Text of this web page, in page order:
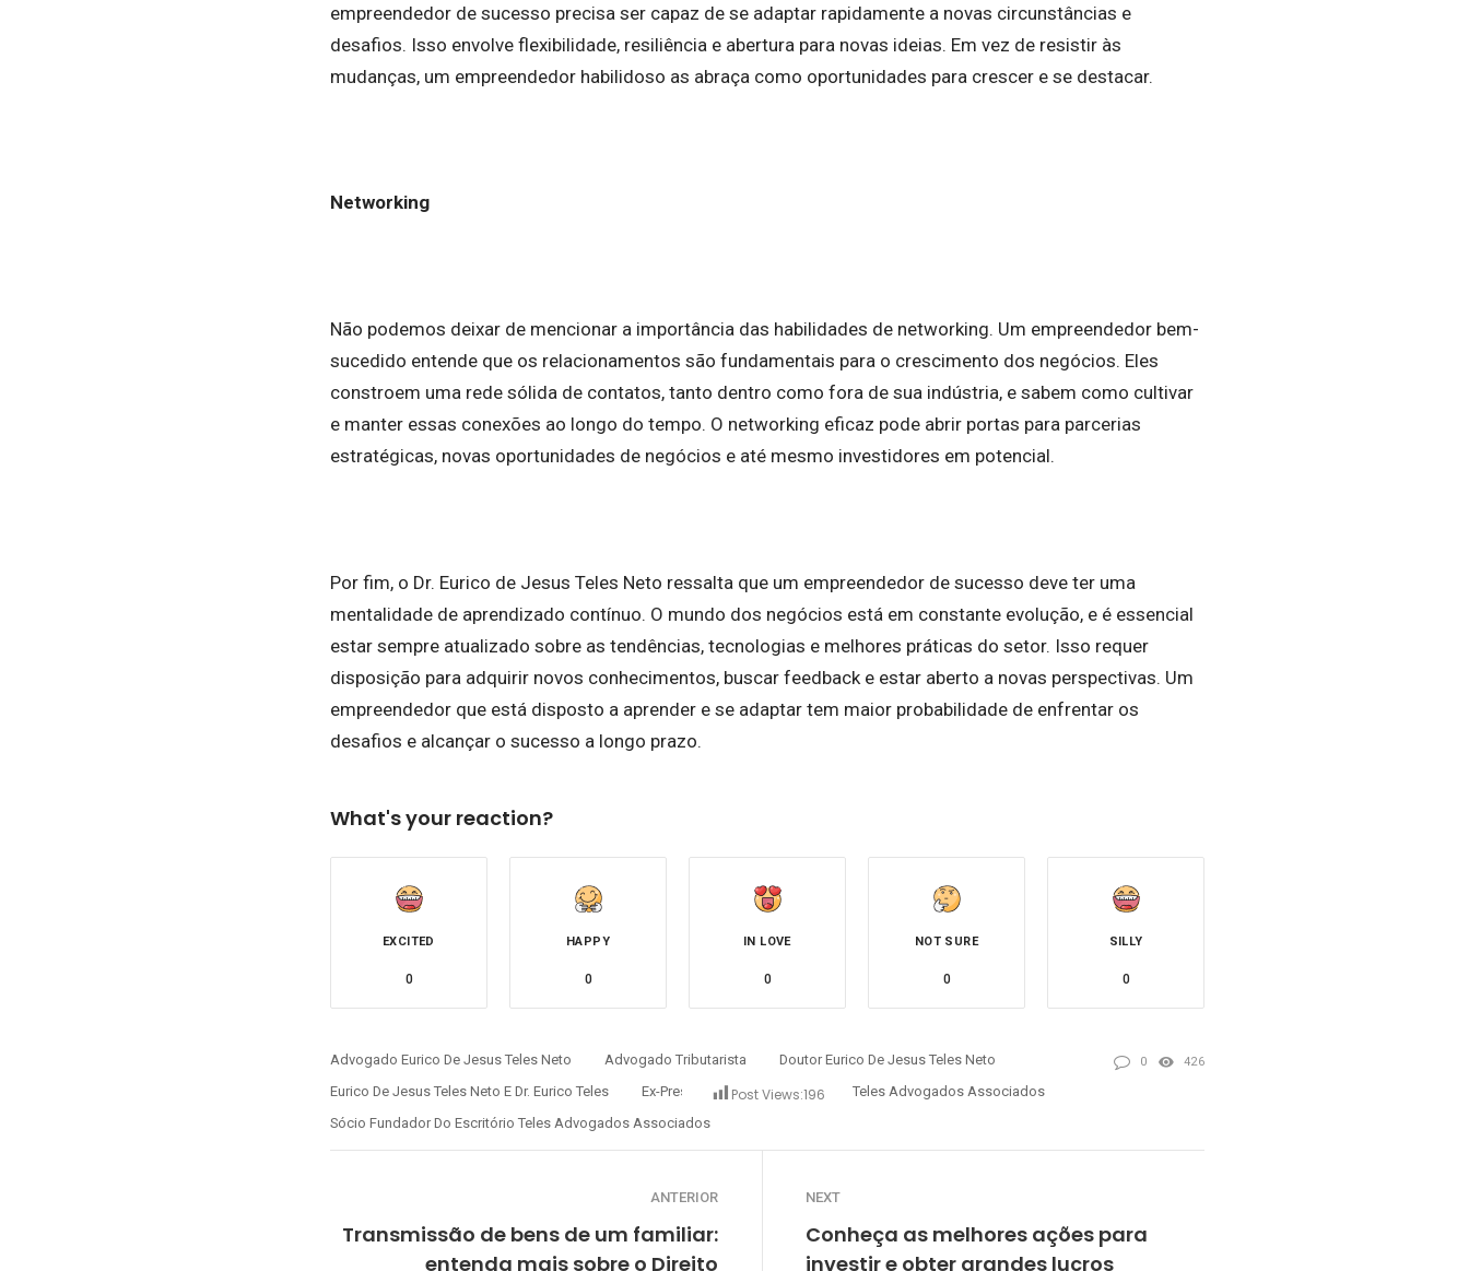
empreendedor de sucesso precisa ser capaz de se adaptar rapidamente a novas circunstâncias e
desafios. Isso envolve flexibilidade, resiliência e abertura para novas ideias. Em vez de resistir às
mudanças, um empreendedor habilidoso as abraça como oportunidades para crescer e se destacar.
Networking
Não podemos deixar de mencionar a importância das habilidades de networking. Um empreendedor bem-
sucedido entende que os relacionamentos são fundamentais para o crescimento dos negócios. Eles
constroem uma rede sólida de contatos, tanto dentro como fora de sua indústria, e sabem como cultivar
e manter essas conexões ao longo do tempo. O networking eficaz pode abrir portas para parcerias
estratégicas, novas oportunidades de negócios e até mesmo investidores em potencial.
Por fim, o Dr. Eurico de Jesus Teles Neto ressalta que um empreendedor de sucesso deve ter uma
mentalidade de aprendizado contínuo. O mundo dos negócios está em constante evolução, e é essencial
estar sempre atualizado sobre as tendências, tecnologias e melhores práticas do setor. Isso requer
disposição para adquirir novos conhecimentos, buscar feedback e estar aberto a novas perspectivas. Um
empreendedor que está disposto a aprender e se adaptar tem maior probabilidade de enfrentar os
desafios e alcançar o sucesso a longo prazo.
Post Views:196
What's your reaction?
EXCITED
0
HAPPY
0
IN LOVE
0
NOT SURE
0
SILLY
0
Advogado Eurico De Jesus Teles Neto Advogado Tributarista
Doutor Eurico De Jesus Teles Neto
Eurico De Jesus Teles Neto E Dr. Eurico Teles
Ex-Presidente Do Grupo Oi
O Teles Advogados Associados
Sócio Fundador Do Escritório Teles Advogados Associados
0 426
ANTERIOR
Transmissão de bens de um familiar:
entenda mais sobre o Direito
NEXT
Conheça as melhores ações para
investir e obter grandes lucros